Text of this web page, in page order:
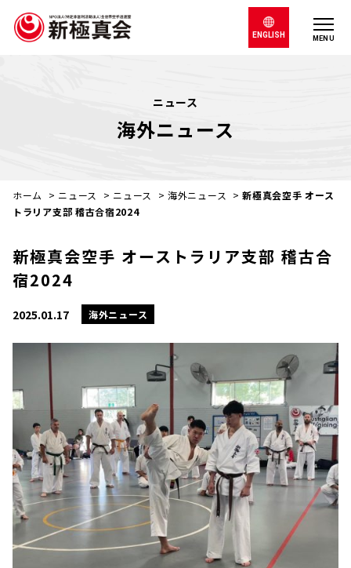
MENU
ENGLISH
ニュース
海外ニュース
ホーム > ニュース > ニュース >海外ニュース >新極真会空手 オース
トラリア支部 稽古合宿2024
新極真会空手 オーストラリア支部 稽古合
宿2024
2025.01.17 海外ニュース